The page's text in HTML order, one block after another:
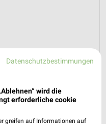
Infos zu Action
Ideen zur
dein Budget
Datenschutzbestimmungen
wird die
erforderliche cookie
greifen auf Informationen auf